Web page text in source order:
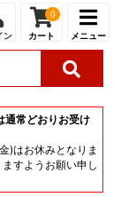
ン
0
カート メニュー
通常どおりお受け
)はお休みとなりま
すようお願い申し